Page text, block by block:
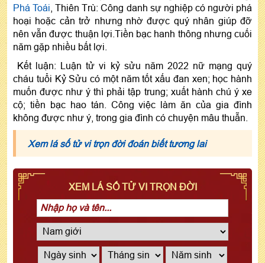
Phá Toái , Thiên Trù: Công danh sự nghiệp có người phá
hoại hoặc cản trở nhưng nhờ được quý nhân giúp đỡ
nên vẫn được thuận lợi.Tiền bạc hanh thông nhưng cuối
năm gặp nhiều bất lợi.
Kết luận: Luận tử vi kỷ sửu năm 2022 nữ mạng quý
cháu tuổi Kỷ Sửu có một năm tốt xấu đan xen; học hành
muốn được như ý thì phải tập trung; xuất hành chú ý xe
cộ; tiền bạc hao tán. Công việc làm ăn của gia đình
không được như ý, trong gia đình có chuyện mâu thuẫn.
Xem lá số tử vi trọn đời đoán biết tương lai
XEM LÁ SỐ TỬ VI TRỌN ĐỜI